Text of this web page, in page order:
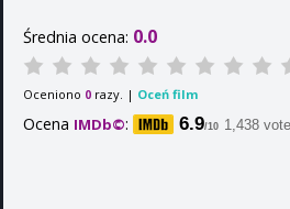
Średnia ocena: 0.0
Oceniono 0 razy. | Oceń film
Ocena IMDb©: 6.9/10 1,438